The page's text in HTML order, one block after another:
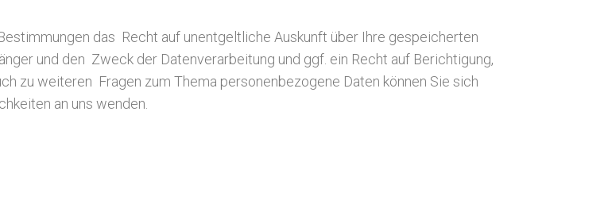
das Recht auf unentgeltliche Auskunft über Ihre gespeicherten
und den Zweck der Datenverarbeitung und ggf. ein Recht auf Berichtigung,
zu weiteren Fragen zum Thema personenbezogene Daten können Sie sich
an uns wenden.